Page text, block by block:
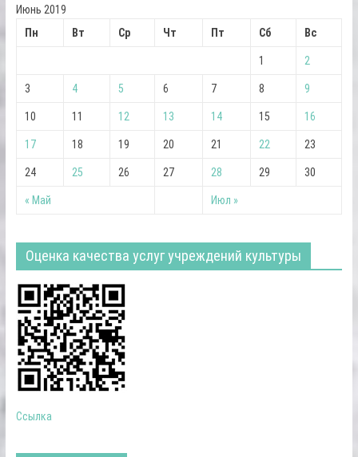
Июнь 2019
Пн
Вт Ср Чт Пт Сб Вс
« Май Июл »
1 2
3 4 5 6 7 8 9
10 11 12 13 14 15 16
17 18 19 20 21 22 23
24 25 26 27 28 29 30
Оценка качества услуг учреждений культуры
Ссылка